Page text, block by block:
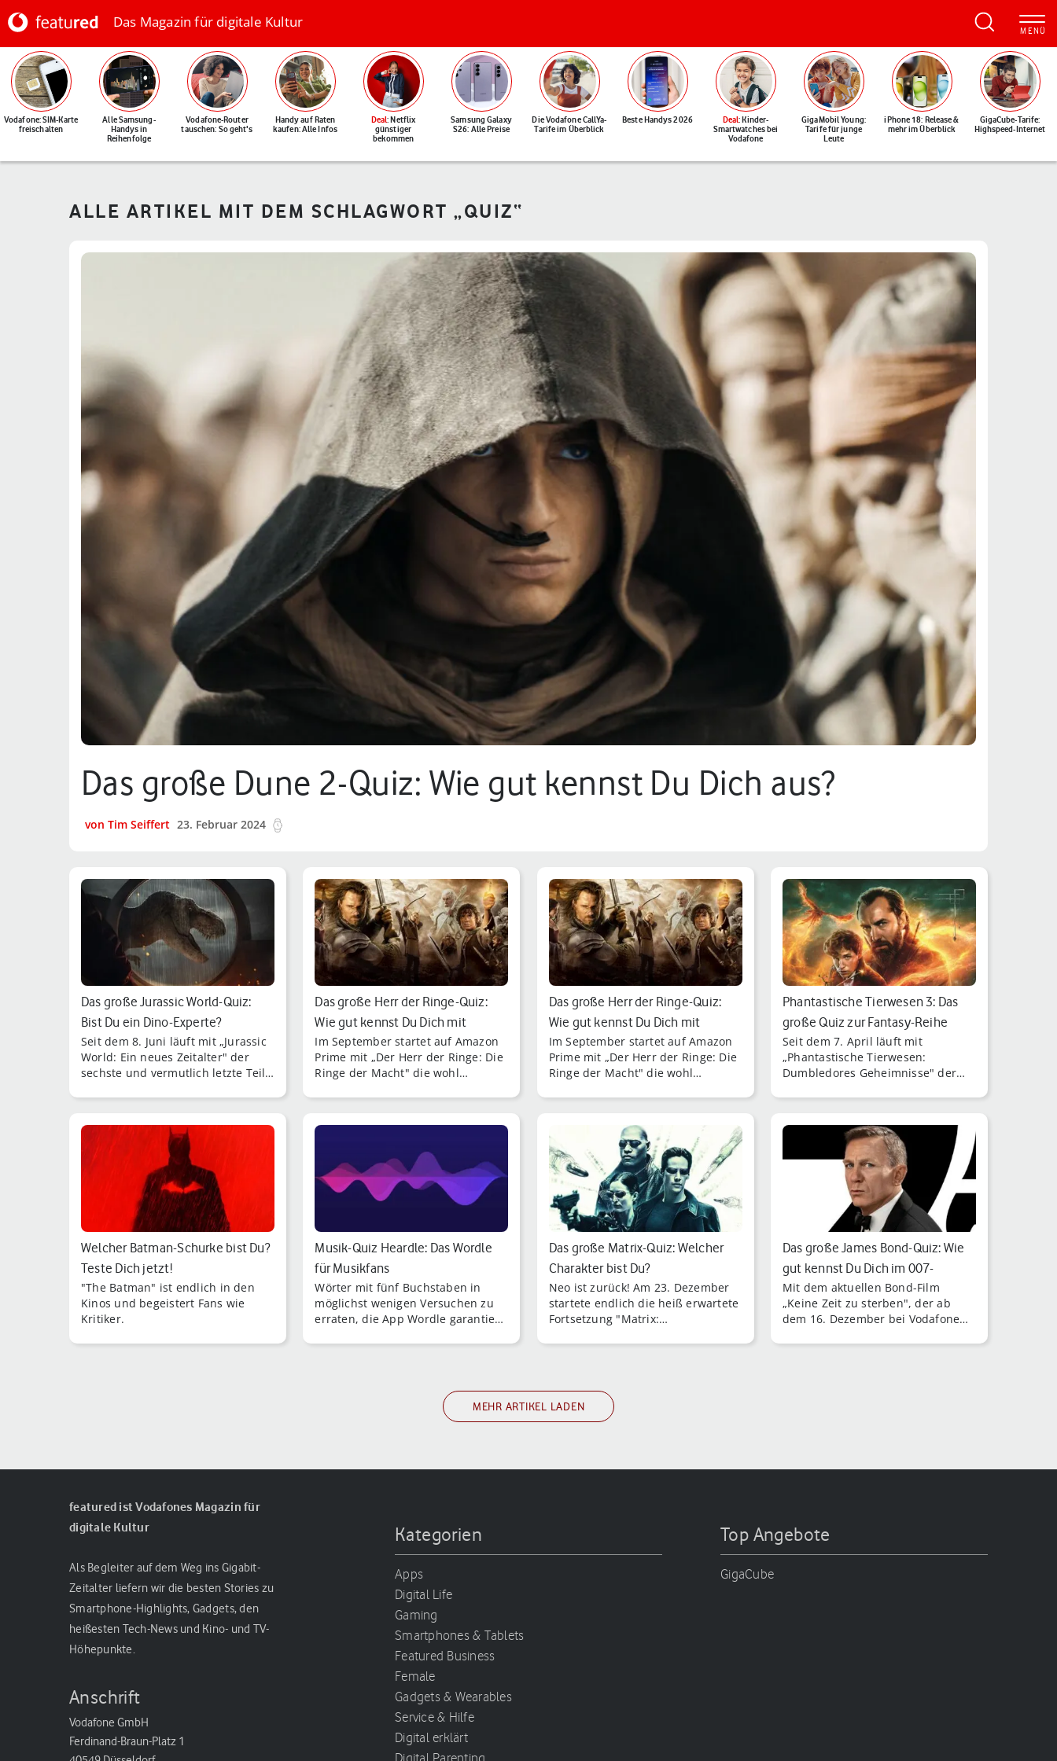
Das Magazin für digitale Kultur
Vodafone: SIM-Karte
freischalten
Alle Samsung-
Handys in
Reihenfolge
Vodafone-Router
tauschen: So geht's
Handy auf Raten
kaufen: Alle Infos
Deal: Netflix
günstiger
bekommen
Samsung Galaxy
S26: Alle Preise
Die Vodafone CallYa-
Tarife im Überblick
Beste Handys 2026 Deal: Kinder-
Smartwatches bei
Vodafone
GigaMobil Young:
Tarife für junge
Leute
iPhone 18: Release &
mehr im Überblick
GigaCube-Tarife:
Highspeed-Internet
ALLE ARTIKEL MIT DEM SCHLAGWORT „QUIZ“
Das große Dune 2-Quiz: Wie gut kennst Du Dich aus?
von Tim Seiffert 23. Februar 2024
Das große Jurassic World-Quiz:
Bist Du ein Dino-Experte?
Seit dem 8. Juni läuft mit „Jurassic
World: Ein neues Zeitalter" der
sechste und vermutlich letzte Teil
Das große Herr der Ringe-Quiz:
Wie gut kennst Du Dich mit
Tolkien…
Im September startet auf Amazon
Prime mit „Der Herr der Ringe: Die
Ringe der Macht" die wohl
Das große Herr der Ringe-Quiz:
Wie gut kennst Du Dich mit
Tolkien…
Im September startet auf Amazon
Prime mit „Der Herr der Ringe: Die
Ringe der Macht" die wohl
Phantastische Tierwesen 3: Das
große Quiz zur Fantasy-Reihe
Seit dem 7. April läuft mit
„Phantastische Tierwesen:
Dumbledores Geheimnisse" der
Welcher Batman-Schurke bist Du?
Teste Dich jetzt!
"The Batman" ist endlich in den
Kinos und begeistert Fans wie
Kritiker.
Musik-Quiz Heardle: Das Wordle
für Musikfans
Wörter mit fünf Buchstaben in
möglichst wenigen Versuchen zu
erraten, die App Wordle garantiert
Das große Matrix-Quiz: Welcher
Charakter bist Du?
Neo ist zurück! Am 23. Dezember
startete endlich die heiß erwartete
Fortsetzung "Matrix:
Das große James Bond-Quiz: Wie
gut kennst Du Dich im 007-
Universu…
Mit dem aktuellen Bond-Film
„Keine Zeit zu sterben", der ab
dem 16. Dezember bei Vodafone
MEHR ARTIKEL LADEN
featured ist Vodafones Magazin für
digitale Kultur
Als Begleiter auf dem Weg ins Gigabit-
Zeitalter liefern wir die besten Stories zu
Smartphone-Highlights, Gadgets, den
heißesten Tech-News und Kino- und TV-
Höhepunkte.
Anschrift
Vodafone GmbH
Ferdinand-Braun-Platz 1
Kategorien
Apps
Digital Life
Gaming
Smartphones & Tablets
Featured Business
Female
Gadgets & Wearables
Service & Hilfe
Digital erklärt
Top Angebote
GigaCube